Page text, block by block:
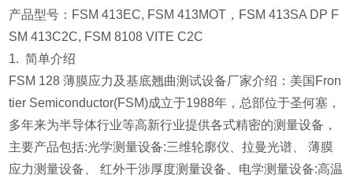
产品型号：FSM 413EC, FSM 413MOT，FSM 413SA DP F
SM 413C2C, FSM 8108 VITE C2C
1. 简单介绍
FSM 128 薄膜应力及基底翘曲测试设备厂家介绍：美国Fron
tier Semiconductor(FSM)成立于1988年，总部位于圣何塞，
多年来为半导体行业等高新行业提供各式精密的测量设备，
主要产品包括:光学测量设备:三维轮廓仪、拉曼光谱、 薄膜
应力测量设备、 红外干涉厚度测量设备、电学测量设备:高温